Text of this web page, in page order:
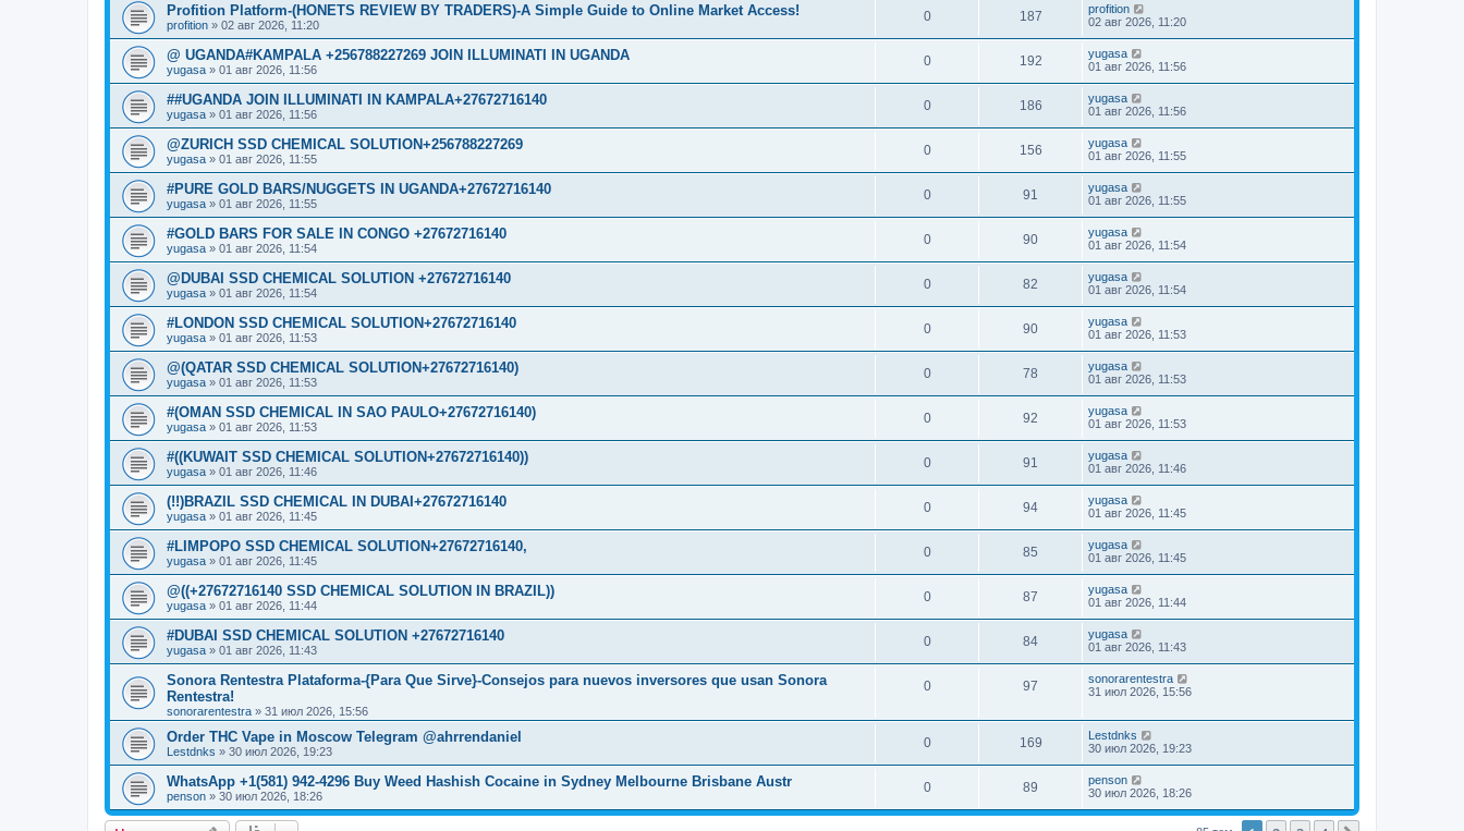
Profition Platform-(HONETS REVIEW BY TRADERS)-A Simple Guide to Online Market Access!
profition » 02 авг 2026, 11:20
0 187
profition
02 авг 2026, 11:20
@ UGANDA#KAMPALA +256788227269 JOIN ILLUMINATI IN UGANDA
yugasa » 01 авг 2026, 11:56
0 192
yugasa
01 авг 2026, 11:56
##UGANDA JOIN ILLUMINATI IN KAMPALA+27672716140
yugasa » 01 авг 2026, 11:56
0 186
yugasa
01 авг 2026, 11:56
@ZURICH SSD CHEMICAL SOLUTION+256788227269
yugasa » 01 авг 2026, 11:55
0 156
yugasa
01 авг 2026, 11:55
#PURE GOLD BARS/NUGGETS IN UGANDA+27672716140
yugasa » 01 авг 2026, 11:55
0 91
yugasa
01 авг 2026, 11:55
#GOLD BARS FOR SALE IN CONGO +27672716140
yugasa » 01 авг 2026, 11:54
0 90
yugasa
01 авг 2026, 11:54
@DUBAI SSD CHEMICAL SOLUTION +27672716140
yugasa » 01 авг 2026, 11:54
0 82
yugasa
01 авг 2026, 11:54
#LONDON SSD CHEMICAL SOLUTION+27672716140
yugasa » 01 авг 2026, 11:53
0 90
yugasa
01 авг 2026, 11:53
@(QATAR SSD CHEMICAL SOLUTION+27672716140)
yugasa » 01 авг 2026, 11:53
0 78
yugasa
01 авг 2026, 11:53
#(OMAN SSD CHEMICAL IN SAO PAULO+27672716140)
yugasa » 01 авг 2026, 11:53
0 92
yugasa
01 авг 2026, 11:53
#((KUWAIT SSD CHEMICAL SOLUTION+27672716140))
yugasa » 01 авг 2026, 11:46
0 91
yugasa
01 авг 2026, 11:46
(!!)BRAZIL SSD CHEMICAL IN DUBAI+27672716140
yugasa » 01 авг 2026, 11:45
0 94
yugasa
01 авг 2026, 11:45
#LIMPOPO SSD CHEMICAL SOLUTION+27672716140,
yugasa » 01 авг 2026, 11:45
0 85
yugasa
01 авг 2026, 11:45
@((+27672716140 SSD CHEMICAL SOLUTION IN BRAZIL))
yugasa » 01 авг 2026, 11:44
0 87
yugasa
01 авг 2026, 11:44
#DUBAI SSD CHEMICAL SOLUTION +27672716140
yugasa » 01 авг 2026, 11:43
0 84
yugasa
01 авг 2026, 11:43
Sonora Rentestra Plataforma-{Para Que Sirve}-Consejos para nuevos inversores que usan Sonora
Rentestra!
sonorarentestra » 31 июл 2026, 15:56
0 97
sonorarentestra
31 июл 2026, 15:56
Order THC Vape in Moscow Telegram @ahrrendaniel
Lestdnks » 30 июл 2026, 19:23
0 169
Lestdnks
30 июл 2026, 19:23
WhatsApp +1(581) 942-4296 Buy Weed Hashish Cocaine in Sydney Melbourne Brisbane Austr
penson » 30 июл 2026, 18:26
0 89
penson
30 июл 2026, 18:26